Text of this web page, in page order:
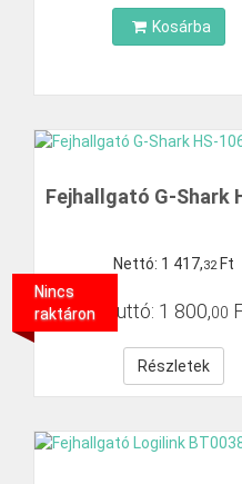
Kosárba
Fejhallgató G-Shark
Nettó: 1 417,32 Ft
Bruttó: 1 800,00
Részletek
Nincs
raktáron